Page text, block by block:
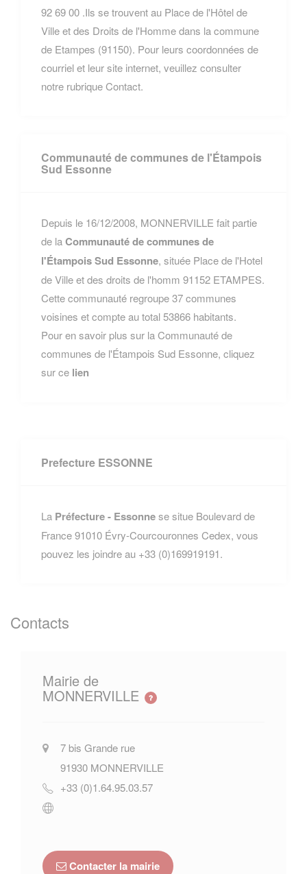
92 69 00 .Ils se trouvent au Place de l'Hôtel de
Ville et des Droits de l'Homme dans la commune
de Etampes (91150). Pour leurs coordonnées de
courriel et leur site internet, veuillez consulter
notre rubrique Contact.
Communauté de communes de l'Étampois
Sud Essonne
Depuis le 16/12/2008, MONNERVILLE fait partie
de laCommunauté de communes de
l'Étampois Sud Essonne, située Place de l'Hotel
de Ville et des droits de l'homm 91152 ETAMPES.
Cette communauté regroupe 37 communes
voisines et compte au total 53866 habitants.
Pour en savoir plus sur la Communauté de
communes de l'Étampois Sud Essonne, cliquez
sur ce lien
Prefecture ESSONNE
La Préfecture - Essonnese situe Boulevard de
France 91010 Évry-Courcouronnes Cedex, vous
pouvez les joindre au +33 (0)169919191.
Contacts
Mairie de
MONNERVILLE
7 bis Grande rue
91930 MONNERVILLE
+33 (0)1.64.95.03.57
Contacter la mairie